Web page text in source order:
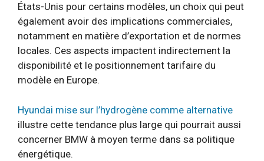
États-Unis pour certains modèles, un choix qui peut
également avoir des implications commerciales,
notamment en matière d’exportation et de normes
locales. Ces aspects impactent indirectement la
disponibilité et le positionnement tarifaire du
modèle en Europe.
Hyundai mise sur l’hydrogène comme alternative
illustre cette tendance plus large qui pourrait aussi
concerner BMW à moyen terme dans sa politique
énergétique.